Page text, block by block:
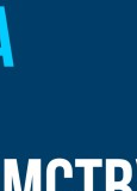
Пушкинский,